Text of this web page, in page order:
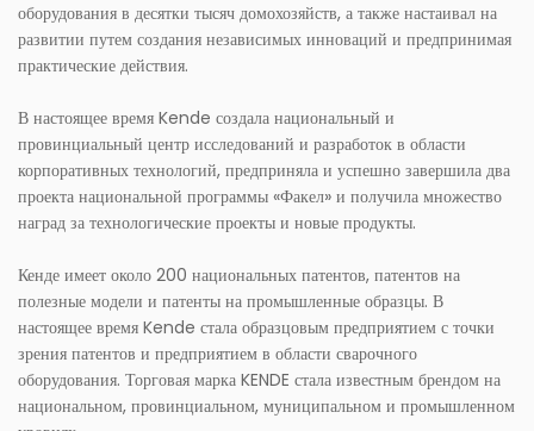
оборудования в десятки тысяч домохозяйств, а также настаивал на
развитии путем создания независимых инноваций и предпринимая
практические действия.
В настоящее время Kende создала национальный и
провинциальный центр исследований и разработок в области
корпоративных технологий, предприняла и успешно завершила два
проекта национальной программы «Факел» и получила множество
наград за технологические проекты и новые продукты.
Кенде имеет около 200 национальных патентов, патентов на
полезные модели и патенты на промышленные образцы. В
настоящее время Kende стала образцовым предприятием с точки
зрения патентов и предприятием в области сварочного
оборудования. Торговая марка KENDE стала известным брендом на
национальном, провинциальном, муниципальном и промышленном